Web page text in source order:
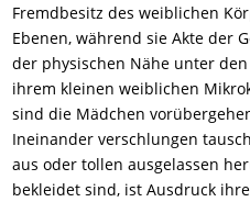
Fremdbesitz des weiblichen
Ebenen, während sie Akte der
der physischen Nähe unter
ihrem kleinen weiblichen
sind die Mädchen
Ineinander verschlungen
aus oder tollen ausgelassen
bekleidet sind, ist Ausdruck